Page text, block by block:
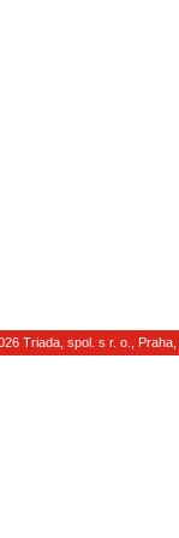
Triada, spol. s r. o. , Praha,